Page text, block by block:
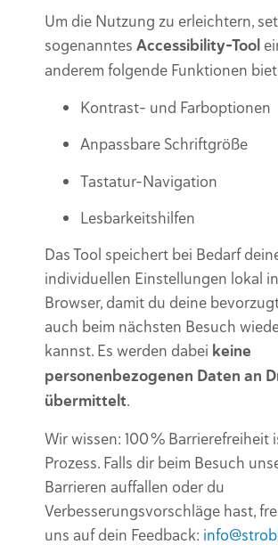
Um die Nutzung zu erleichtern,
sogenanntes Accessibility-Tool
anderem folgende Funktionen
Kontrast- und Farboptionen
Anpassbare Schriftgröße
Tastatur-Navigation
Lesbarkeitshilfen
Das Tool speichert bei Bedarf
individuellen Einstellungen lokal
Browser, damit du deine
auch beim nächsten Besuch
kannst. Es werden dabei keine
personenbezogenen Daten an
übermittelt.
Wir wissen: 100 % Barrierefreiheit
Prozess. Falls dir beim Besuch
Barrieren auffallen oder du
Verbesserungsvorschläge hast,
uns auf dein Feedback: